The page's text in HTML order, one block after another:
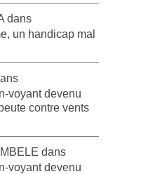
dans
un handicap mal
voyant devenu
contre vents
dans
voyant devenu